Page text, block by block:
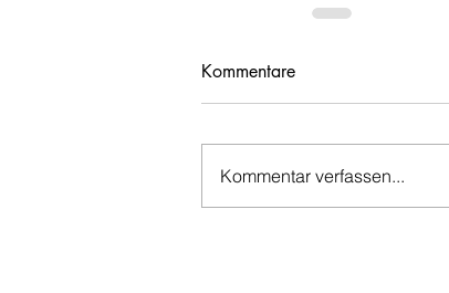
Kommentare
Kommentar verfassen...